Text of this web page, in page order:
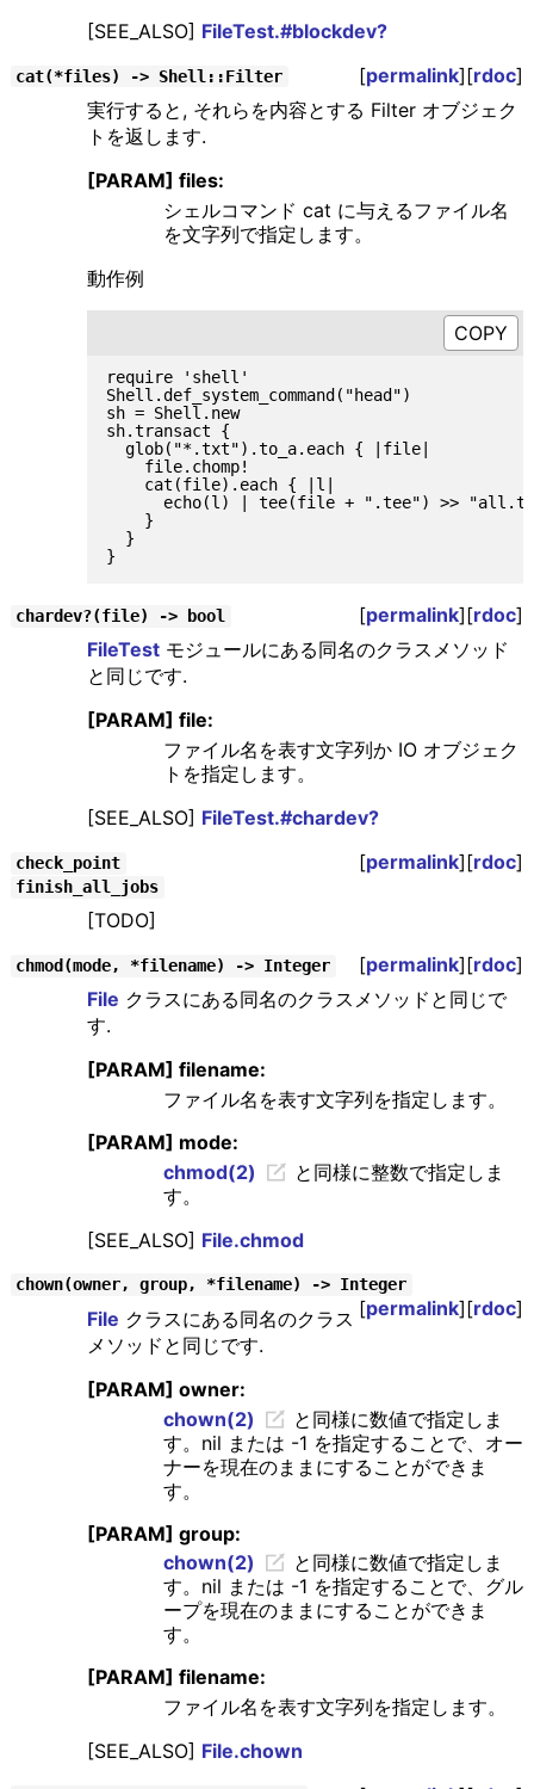
[SEE_ALSO] FileTest.#blockdev?
cat(*files) -> Shell::Filter [permalink][rdoc]
実行すると, それらを内容とする Filter オブジェク
トを返します.
[PARAM] files:
シェルコマンド cat に与えるファイル名
を文字列で指定します。
動作例
require 'shell'
Shell.def_system_command("head")
sh = Shell.new
sh.transact {
  glob("*.txt").to_a.each { |file|
    file.chomp!
    cat(file).each { |l|
echo(l) | tee(file + ".tee") >>
    }
  }
chardev?(file) -> bool [permalink][rdoc]
FileTestモジュールにある同名のクラスメソッド
と同じです.
[PARAM] file:
ファイル名を表す文字列か IO オブジェク
トを指定します。
[SEE_ALSO] FileTest.#chardev?
check_point [permalink][rdoc]
finish_all_jobs
[TODO]
chmod(mode, *filename) -> Integer [permalink][rdoc]
File クラスにある同名のクラスメソッドと同じで
す.
[PARAM] filename:
ファイル名を表す文字列を指定します。
[PARAM] mode:
chmod(2)
と同様に整数で指定しま
す。
[SEE_ALSO] File.chmod
chown(owner, group, *filename) -> Integer
[permalink][rdoc]
File クラスにある同名のクラス
メソッドと同じです.
[PARAM] owner:
chown(2)
と同様に数値で指定しま
す。nil または -1 を指定することで、オー
ナーを現在のままにすることができま
す。
[PARAM] group:
chown(2)
と同様に数値で指定しま
す。nil または -1 を指定することで、グル
ープを現在のままにすることができま
す。
[PARAM] filename:
ファイル名を表す文字列を指定します。
[SEE_ALSO] File.chown